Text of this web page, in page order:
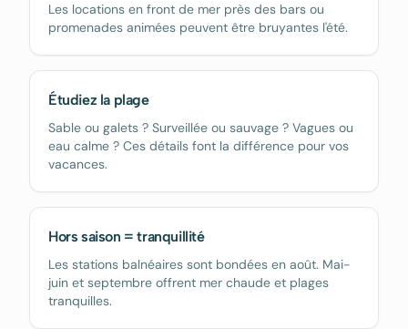
Les locations en front de mer près des bars ou
promenades animées peuvent être bruyantes l'été.
Étudiez la plage
Sable ou galets ? Surveillée ou sauvage ? Vagues ou
eau calme ? Ces détails font la différence pour vos
vacances.
Hors saison = tranquillité
Les stations balnéaires sont bondées en août. Mai-
juin et septembre offrent mer chaude et plages
tranquilles.